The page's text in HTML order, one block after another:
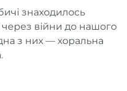
знаходилось
війни до нашого
з них — хоральна